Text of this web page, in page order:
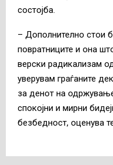
состојба.
– Дополнително стои
повратниците и она
верски радикализам
уверувам граѓаните
за денот на
спокојни и мирни
безбедност, оценува